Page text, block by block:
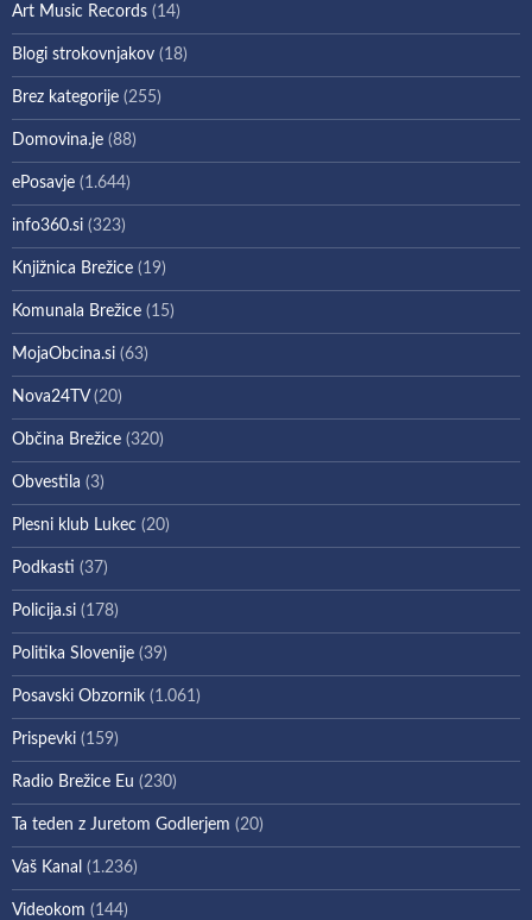
Art Music Records (14)
Blogi strokovnjakov (18)
Brez kategorije (255)
Domovina.je (88)
ePosavje (1.644)
info360.si (323)
Knjižnica Brežice (19)
Komunala Brežice (15)
MojaObcina.si (63)
Nova24TV(20)
Občina Brežice (320)
Obvestila (3)
Plesni klub Lukec (20)
Podkasti (37)
Policija.si (178)
Politika Slovenije (39)
Posavski Obzornik (1.061)
Prispevki (159)
Radio Brežice Eu (230)
Ta teden z Juretom Godlerjem (20)
Vaš Kanal (1.236)
Videokom (144)